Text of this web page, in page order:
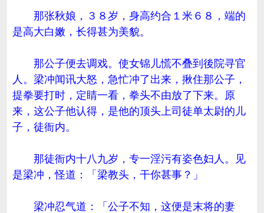
那张秋娘，３８岁，身高约合１米６８，端的
是高大白嫩，长得甚为美貌。
那公子便去调戏。使女锦儿慌不叠到後院寻官
人。梁冲闻讯大怒，急忙冲了出来，揪住那公子，
提拳要打时，定睛一看，拳头不由放了下来。原
来，这公子他认得，是他的顶头上司徒单太尉的儿
子，徒衙内。
那徒衙内十八九岁，专一淫污有姿色妇人。见
是梁冲，怪道：「梁教头，干你甚事？」
梁冲忍气道：「公子不知，这便是末将的妻